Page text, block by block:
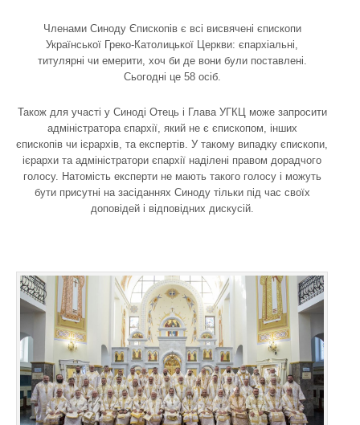
Членами Синоду Єпископів є всі висвячені єпископи
Української Греко-Католицької Церкви: єпархіальні,
титулярні чи емерити, хоч би де вони були поставлені.
Сьогодні це 58 осіб.
Також для участі у Синоді Отець і Глава УГКЦ може запросити
адміністратора єпархії, який не є єпископом, інших
єпископів чи ієрархів, та експертів. У такому випадку єпископи,
ієрархи та адміністратори єпархії наділені правом дорадчого
голосу. Натомість експерти не мають такого голосу і можуть
бути присутні на засіданнях Синоду тільки під час своїх
доповідей і відповідних дискусій.